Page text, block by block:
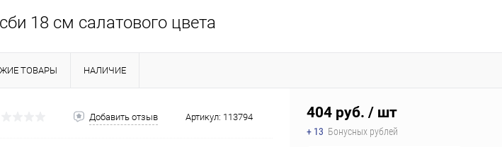
18 см салатового цвета
ТОВАРЫ НАЛИЧИЕ
Добавить отзыв Артикул: 113794 404 руб. / шт
+ 13 Бонусных рублей